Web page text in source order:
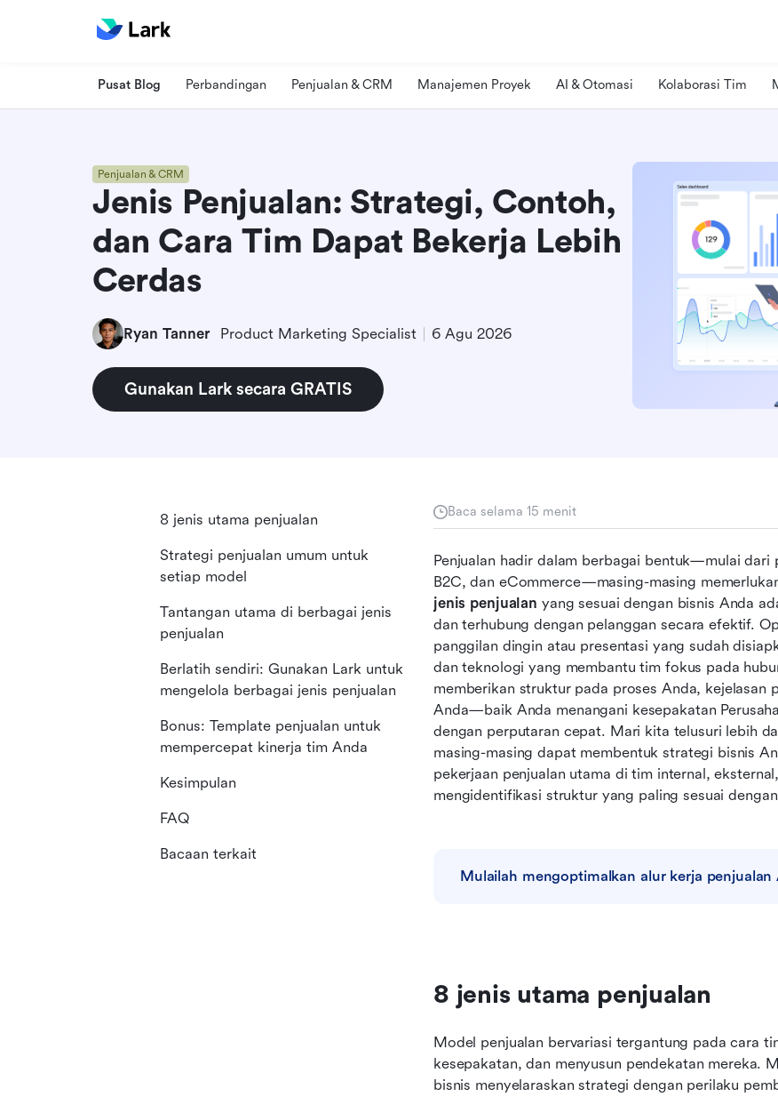
Pusat Blog Perbandingan Penjualan & CRM Manajemen Proyek AI & Otomasi Kolaborasi Tim
Penjualan & CRM
Jenis Penjualan: Strategi, Contoh,
dan Cara Tim Dapat Bekerja Lebih
Cerdas
Ryan Tanner Product Marketing Specialist 6 Agu 2026
Gunakan Lark secara GRATIS
Baca selama 15 menit
Penjualan hadir dalam berbagai bentuk—mulai dari
jenis penjualan yang sesuai dengan bisnis Anda
dan terhubung dengan pelanggan secara efektif.
panggilan dingin atau presentasi yang sudah
dan teknologi yang membantu tim fokus pada
memberikan struktur pada proses Anda, kejelasan
Anda—baik Anda menangani kesepakatan
dengan perputaran cepat. Mari kita telusuri lebih
masing-masing dapat membentuk strategi bisnis
pekerjaan penjualan utama di tim internal,
mengidentifikasi struktur yang paling sesuai
Mulailah mengoptimalkan alur kerja penjualan
8 jenis utama penjualan
Model penjualan bervariasi tergantung pada cara
kesepakatan, dan menyusun pendekatan mereka.
bisnis menyelaraskan strategi dengan perilaku
8 jenis utama penjualan
Strategi penjualan umum untuk
setiap model
Tantangan utama di berbagai jenis
penjualan
Berlatih sendiri: Gunakan Lark untuk
mengelola berbagai jenis penjualan
Bonus: Template penjualan untuk
mempercepat kinerja tim Anda
Kesimpulan
FAQ
Bacaan terkait